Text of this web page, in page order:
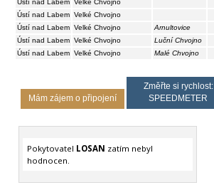
Ústí nad Labem Velké Chvojno
Ústí nad Labem Velké Chvojno Arnultovice
Ústí nad Labem Velké Chvojno Luční Chvojno
Ústí nad Labem Velké Chvojno Malé Chvojno
Mám zájem o připojení
Změřte si rychlost:
SPEEDMETER
Pokytovatel LOSAN zatím nebyl
hodnocen.